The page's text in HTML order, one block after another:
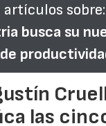
artículos sobre:
busca su
las